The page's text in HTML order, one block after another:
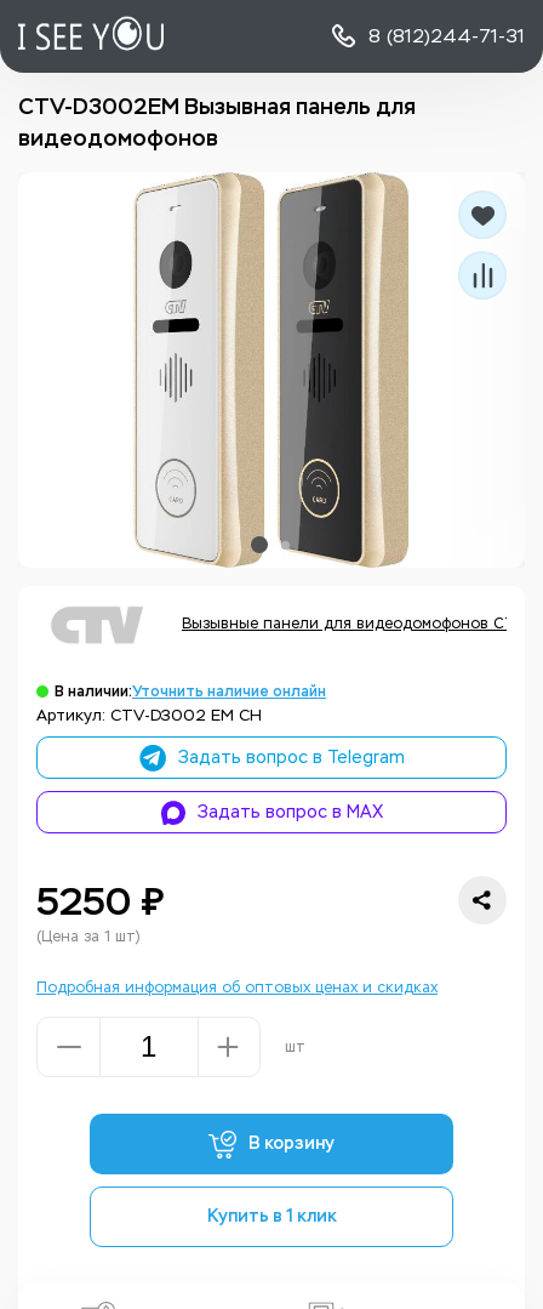
8 (812)244-71-31
CTV-D3002EM Вызывная панель для
видеодомофонов
Вызывные панели для видеодомофонов CTV
В наличии:Уточнить наличие онлайн
Артикул: CTV-D3002 EM CH
Задать вопрос в Telegram
Задать вопрос в MAX
5250 ₽
(Цена за 1 шт)
Подробная информация об оптовых ценах и скидках
шт
В корзину
Купить в 1 клик